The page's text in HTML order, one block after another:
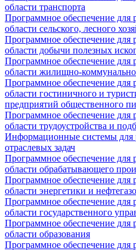
области транспорта
Программное обеспечение для
области сельского, лесного
Программное обеспечение для
области добычи полезных
Программное обеспечение для
области жилищно-
Программное обеспечение для
области гостиничного и
предприятий общественного
Программное обеспечение для
области трудоустройства и
Информационные системы для
отраслевых задач
Программное обеспечение для
области обрабатывающего
Программное обеспечение для
области энергетики и
Программное обеспечение для
области государственного
Программное обеспечение для
области образования
Программное обеспечение для